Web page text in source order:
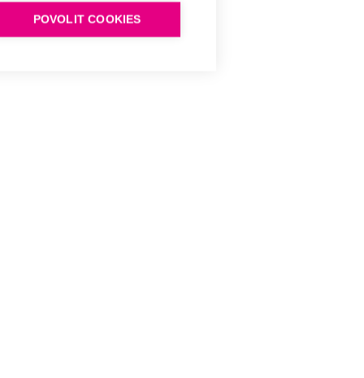
POVOLIT COOKIES